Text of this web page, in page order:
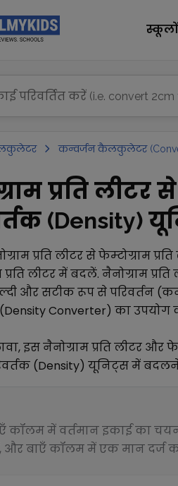
स्कूलों
कन्वर्जन कैलकुलेटर
प्रति लीटर
(Density)
प्रति लीटरसेफेम्टोग्राम
लीटरमें बदलें. नैनोग्राम प्रति
और सटीक रूप से परिवर्तन
Converter) का
इसनैनोग्राम प्रति लीटर और
(Density) यूनिट्स में बदलने
कॉलम में वर्तमान इकाई का
बाएँ कॉलम में एक मान दर्ज करें